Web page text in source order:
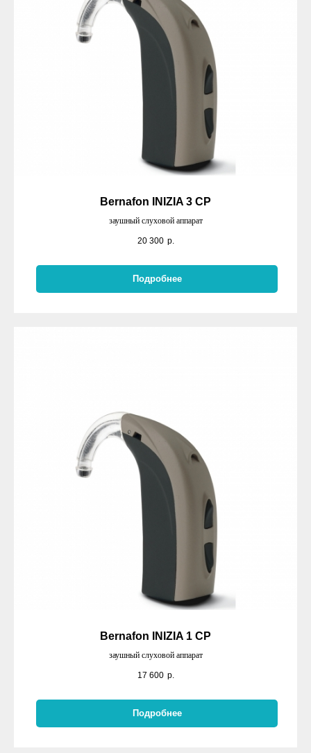
Bernafon INIZIA 3 CP
заушный слуховой аппарат
20 300 р.
Подробнее
Bernafon INIZIA 1 CP
заушный слуховой аппарат
17 600 р.
Подробнее